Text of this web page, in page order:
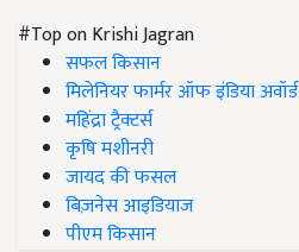
#Top on Krishi Jagran
सफल किसान
मिलेनियर फार्मर ऑफ इंडिया अवॉर्ड
महिंद्रा ट्रैक्टर्स
कृषि मशीनरी
जायद की फसल
बिज़नेस आइडियाज
पीएम किसान